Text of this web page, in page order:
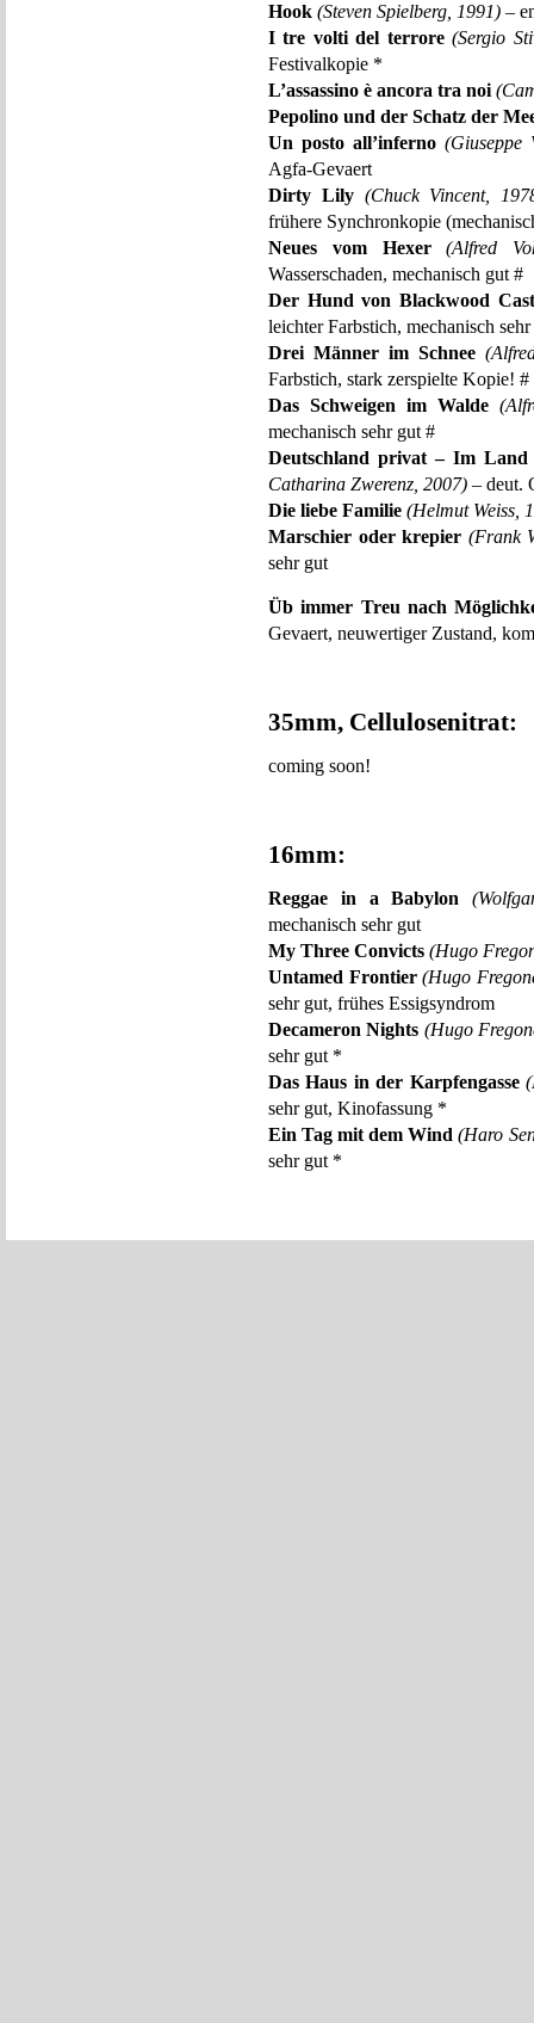
Hook (Steven Spielberg, 1991) –
I tre volti del terrore (Sergio
Festivalkopie *
L’assassino è ancora tra noi
Pepolino und der Schatz der
Un posto all’inferno (Giuseppe
Agfa-Gevaert
Dirty Lily (Chuck Vincent,
frühere Synchronkopie
Neues vom Hexer
(Alfred
Wasserschaden, mechanisch gut #
Der Hund von Blackwood
leichter Farbstich, mechanisch
Drei Männer im Schnee
Farbstich, stark zerspielte Kopie! #
Das Schweigen im Walde
mechanisch sehr gut #
Deutschland privat – Im Land
Catharina Zwerenz, 2007) – deut.
Die liebe Familie (Helmut Weiss,
Marschier oder krepier (Frank
sehr gut
Üb immer Treu nach
Gevaert, neuwertiger Zustand,
35mm, Cellulosenitrat:
coming soon!
16mm:
Reggae in a Babylon
mechanisch sehr gut
My Three Convicts (Hugo
Untamed Frontier (Hugo
sehr gut, frühes Essigsyndrom
Decameron Nights (Hugo
sehr gut *
Das Haus in der Karpfengasse
sehr gut, Kinofassung *
Ein Tag mit dem Wind (Haro
sehr gut *